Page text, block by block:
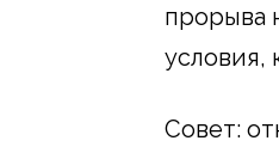
прорыва
условия,
Совет: